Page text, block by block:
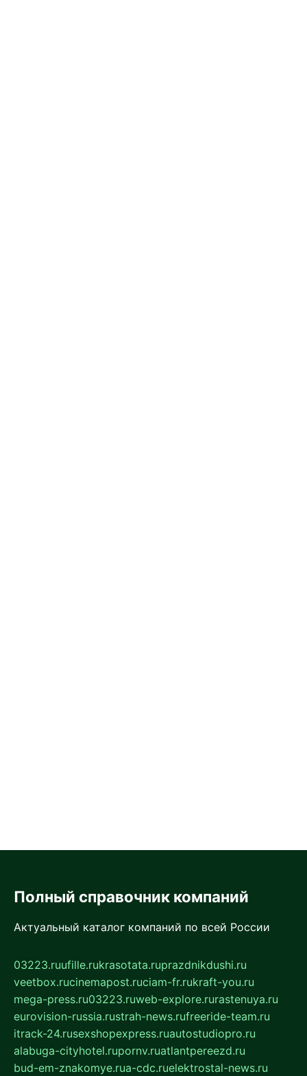
Полный справочник компаний
Актуальный каталог компаний по всей России
03223.ruufille.rukrasotata.ruprazdnikdushi.ru
veetbox.rucinemapost.ruciam-fr.rukraft-you.ru
mega-press.ru03223.ruweb-explore.rurastenuya.ru
eurovision-russia.rustrah-news.rufreeride-team.ru
itrack-24.rusexshopexpress.ruautostudiopro.ru
alabuga-cityhotel.rupornv.ruatlantpereezd.ru
bud-em-znakomye.rua-cdc.ruelektrostal-news.ru